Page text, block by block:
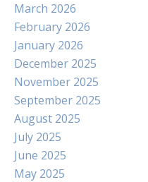
March 2026
February 2026
January 2026
December 2025
November 2025
September 2025
August 2025
July 2025
June 2025
May 2025